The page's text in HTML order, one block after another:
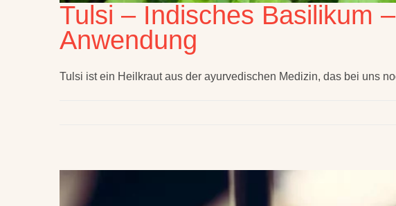
Tulsi – Indisches Basilikum
Anwendung
Tulsi ist ein Heilkraut aus der ayurvedischen Medizin, das bei uns